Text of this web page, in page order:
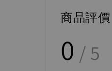
商品評價
0 / 5